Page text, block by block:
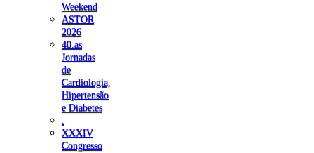
Weekend
ASTOR
2026
40.as
Jornadas
de
Cardiologia,
Hipertensão
e Diabetes
XXXIV
Congresso